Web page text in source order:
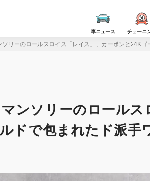
車ニュース チューニ
リーのロールスロイス「レイス」、カーボンと24Kゴ
ンソリーのロールス
ドで包まれたド派手